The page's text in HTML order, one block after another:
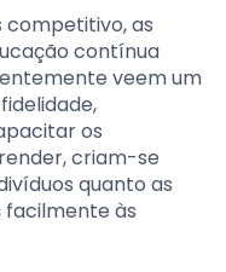
competitivo, as
contínua
veem um
os
criam-se
quanto as
facilmente às